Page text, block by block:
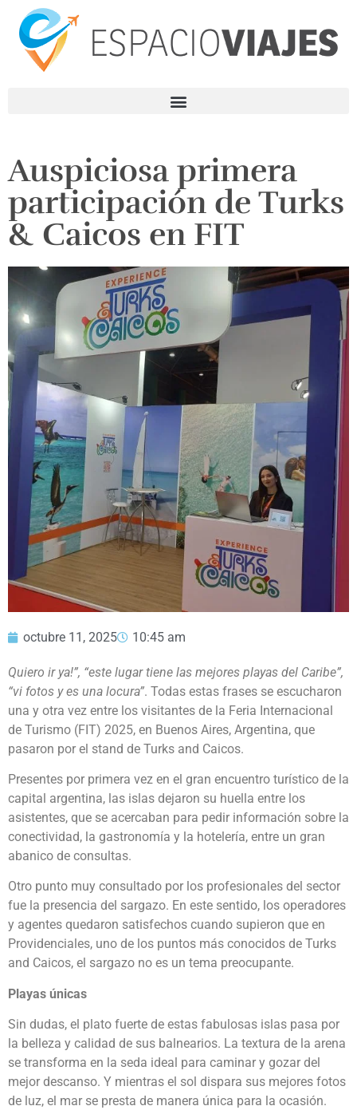
Auspiciosa primera
participación de Turks
& Caicos en FIT
octubre 11, 2025 10:45 am
Quiero ir ya!”, “este lugar tiene las mejores playas del Caribe”,
“vi fotos y es una locura”. Todas estas frases se escucharon
una y otra vez entre los visitantes de la Feria Internacional
de Turismo (FIT) 2025, en Buenos Aires, Argentina, que
pasaron por el stand de Turks and Caicos.
Presentes por primera vez en el gran encuentro turístico de la
capital argentina, las islas dejaron su huella entre los
asistentes, que se acercaban para pedir información sobre la
conectividad, la gastronomía y la hotelería, entre un gran
abanico de consultas.
Otro punto muy consultado por los profesionales del sector
fue la presencia del sargazo. En este sentido, los operadores
y agentes quedaron satisfechos cuando supieron que en
Providenciales, uno de los puntos más conocidos de Turks
and Caicos, el sargazo no es un tema preocupante.
Playas únicas
Sin dudas, el plato fuerte de estas fabulosas islas pasa por
la belleza y calidad de sus balnearios. La textura de la arena
se transforma en la seda ideal para caminar y gozar del
mejor descanso. Y mientras el sol dispara sus mejores fotos
de luz, el mar se presta de manera única para la ocasión.